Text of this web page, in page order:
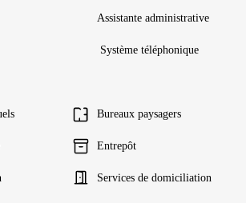
Assistante administrative
Système téléphonique
Bureaux paysagers
Entrepôt
Services de domiciliation